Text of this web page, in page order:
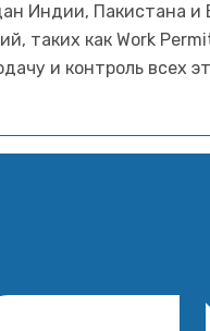
Индии, Пакистана и
таких как Work
и контроль всех